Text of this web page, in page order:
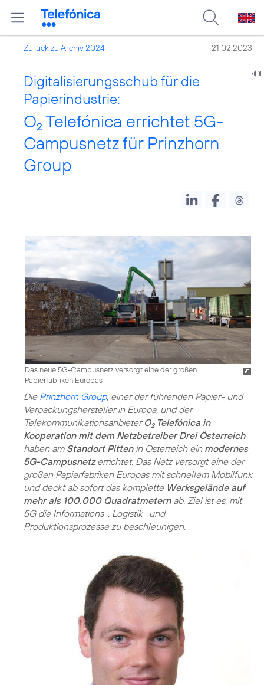
Zurück zu Archiv 2024 21.02.2023
Digitalisierungsschub für die
Papierindustrie:
O2 Telefónica errichtet 5G-
Campusnetz für Prinzhorn
Group
Das neue 5G-Campusnetz versorgt eine der großen
Papierfabriken Europas
Die Prinzhorn Group, einer der führenden Papier- und
Verpackungshersteller in Europa, und der
Telekommunikationsanbieter O2Telefónica in
Kooperation mit dem Netzbetreiber Drei Österreich
haben am Standort Pittenin Österreich ein modernes
5G-Campusnetzerrichtet. Das Netz versorgt eine der
großen Papierfabriken Europas mit schnellem Mobilfunk
und deckt ab sofort das komplette Werksgelände auf
mehr als 100.000 Quadratmeternab. Ziel ist es, mit
5G die Informations-, Logistik- und
Produktionsprozesse zu beschleunigen.